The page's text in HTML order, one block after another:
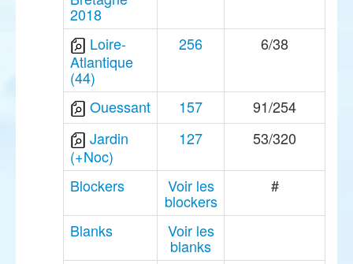
2018
Loire-
Atlantique
(44)
256 6/38
Ouessant 157
91/254
Jardin
(+Noc)
127 53/320
Blockers Voir les
blockers
#
Blanks Voir les
blanks